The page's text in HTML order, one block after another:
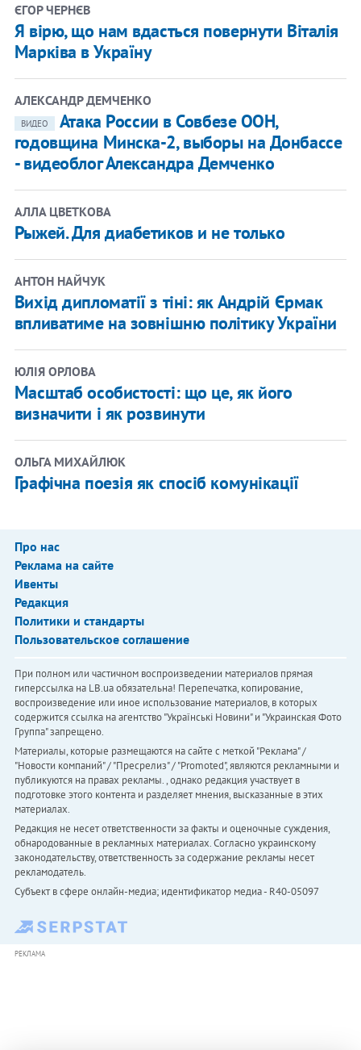
ЄГОР ЧЕРНЄВ
Я вірю, що нам вдасться повернути Віталія
Марківа в Україну
АЛЕКСАНДР ДЕМЧЕНКО
ВИДЕО
Атака России в Совбезе ООН,
годовщина Минска-2, выборы на Донбассе
- видеоблог Александра Демченко
АЛЛА ЦВЕТКОВА
Рыжей. Для диабетиков и не только
АНТОН НАЙЧУК
Вихід дипломатії з тіні: як Андрій Єрмак
впливатиме на зовнішню політику України
ЮЛІЯ ОРЛОВА
Масштаб особистості: що це, як його
визначити і як розвинути
ОЛЬГА МИХАЙЛЮК
Графічна поезія як спосіб комунікації
Про нас
Реклама на сайте
Ивенты
Редакция
Политики и стандарты
Пользовательское соглашение
При полном или частичном воспроизведении материалов прямая
гиперссылка на LB.ua обязательна! Перепечатка, копирование,
воспроизведение или иное использование материалов, в которых
содержится ссылка на агентство "Українськi Новини" и "Украинская Фото
Группа" запрещено.
Материалы, которые размещаются на сайте с меткой "Реклама" /
"Новости компаний" / "Пресрелиз" / "Promoted", являются рекламными и
публикуются на правах рекламы. , однако редакция участвует в
подготовке этого контента и разделяет мнения, высказанные в этих
материалах.
Редакция не несет ответственности за факты и оценочные суждения,
обнародованные в рекламных материалах. Согласно украинскому
законодательству, ответственность за содержание рекламы несет
рекламодатель.
Субъект в сфере онлайн-медиа; идентификатор медиа - R40-05097
РЕКЛАМА